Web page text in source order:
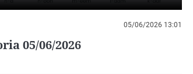
05/06/2026 13:01
05/06/2026